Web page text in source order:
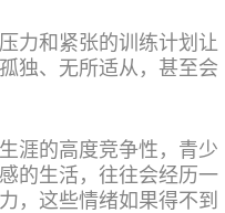
力和紧张的训练计划让
独、无所适从，甚至会
涯的高度竞争性，青少
的生活，往往会经历一
，这些情绪如果得不到